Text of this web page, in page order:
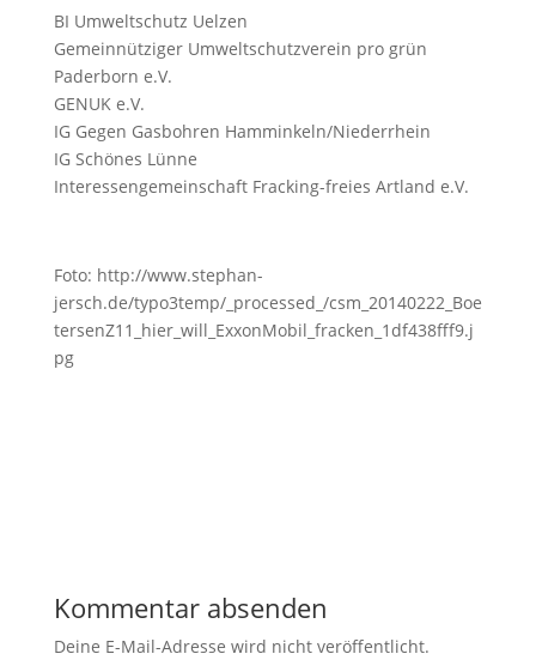
BI Umweltschutz Uelzen
Gemeinnütziger Umweltschutzverein pro grün
Paderborn e.V.
GENUK e.V.
IG Gegen Gasbohren Hamminkeln/Niederrhein
IG Schönes Lünne
Interessengemeinschaft Fracking-freies Artland e.V.
Foto: http://www.stephan-
jersch.de/typo3temp/_processed_/csm_20140222_Boe
tersenZ11_hier_will_ExxonMobil_fracken_1df438fff9.j
pg
Kommentar absenden
Deine E-Mail-Adresse wird nicht veröffentlicht.